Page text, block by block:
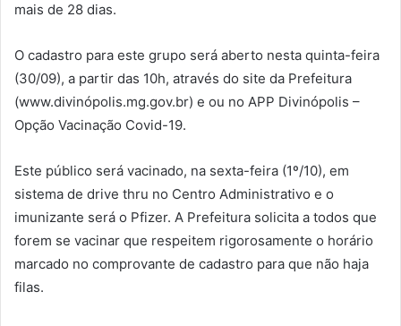
mais de 28 dias.
O cadastro para este grupo será aberto nesta quinta-feira
(30/09), a partir das 10h, através do site da Prefeitura
(www.divinópolis.mg.gov.br) e ou no APP Divinópolis –
Opção Vacinação Covid-19.
Este público será vacinado, na sexta-feira (1º/10), em
sistema de drive thru no Centro Administrativo e o
imunizante será o Pfizer. A Prefeitura solicita a todos que
forem se vacinar que respeitem rigorosamente o horário
marcado no comprovante de cadastro para que não haja
filas.